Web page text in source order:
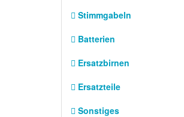
Stimmgabeln
Batterien
Ersatzbirnen
Ersatzteile
Sonstiges